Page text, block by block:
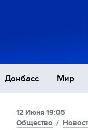
Донбасс Мир
12 Июня 19:05
Общество /